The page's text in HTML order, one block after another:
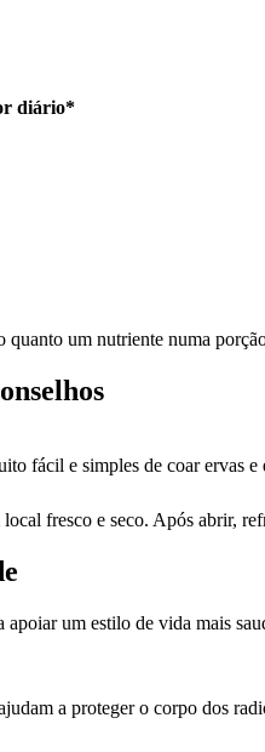
diário*
um nutriente numa
fácil e simples de coar ervas e
fresco e seco. Após abrir,
um estilo de vida mais
a proteger o corpo dos